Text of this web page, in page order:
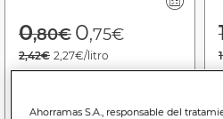
Price reduced
0,80€to
0,75€
2,42€ 2,27€/litro
Ahorramas S.A., responsable del